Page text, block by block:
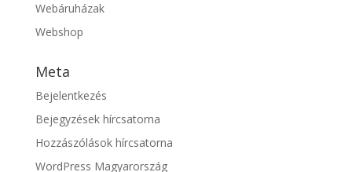
Webáruházak
Webshop
Meta
Bejelentkezés
Bejegyzések hírcsatorna
Hozzászólások hírcsatorna
WordPress Magyarország